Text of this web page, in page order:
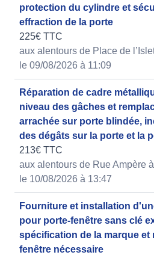
protection du cylindre et
effraction de la porte
225€ TTC
aux alentours de Place de
le 09/08/2026 à 11:09
Réparation de cadre
niveau des gâches et
arrachée sur porte blindée,
des dégâts sur la porte et la
213€ TTC
aux alentours de Rue Ampère
le 10/08/2026 à 13:47
Fourniture et installation
pour porte-fenêtre sans clé
spécification de la marque et
fenêtre nécessaire